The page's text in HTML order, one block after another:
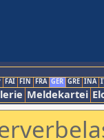
FAI FIN FRA GER GRE INA
Meldekartei